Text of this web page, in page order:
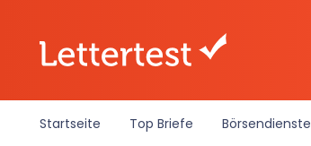
Startseite Top Briefe Börsendienste